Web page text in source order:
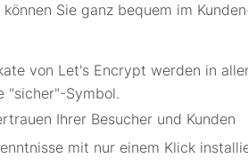
Sie ganz bequem im
von Let's Encrypt werden in
"sicher"-Symbol.
Ihrer Besucher und Kunden
mit nur einem Klick